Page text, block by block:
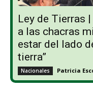
Ley de Tierras
a las chacras
estar del lado
tierra”
Nacionales Patricia